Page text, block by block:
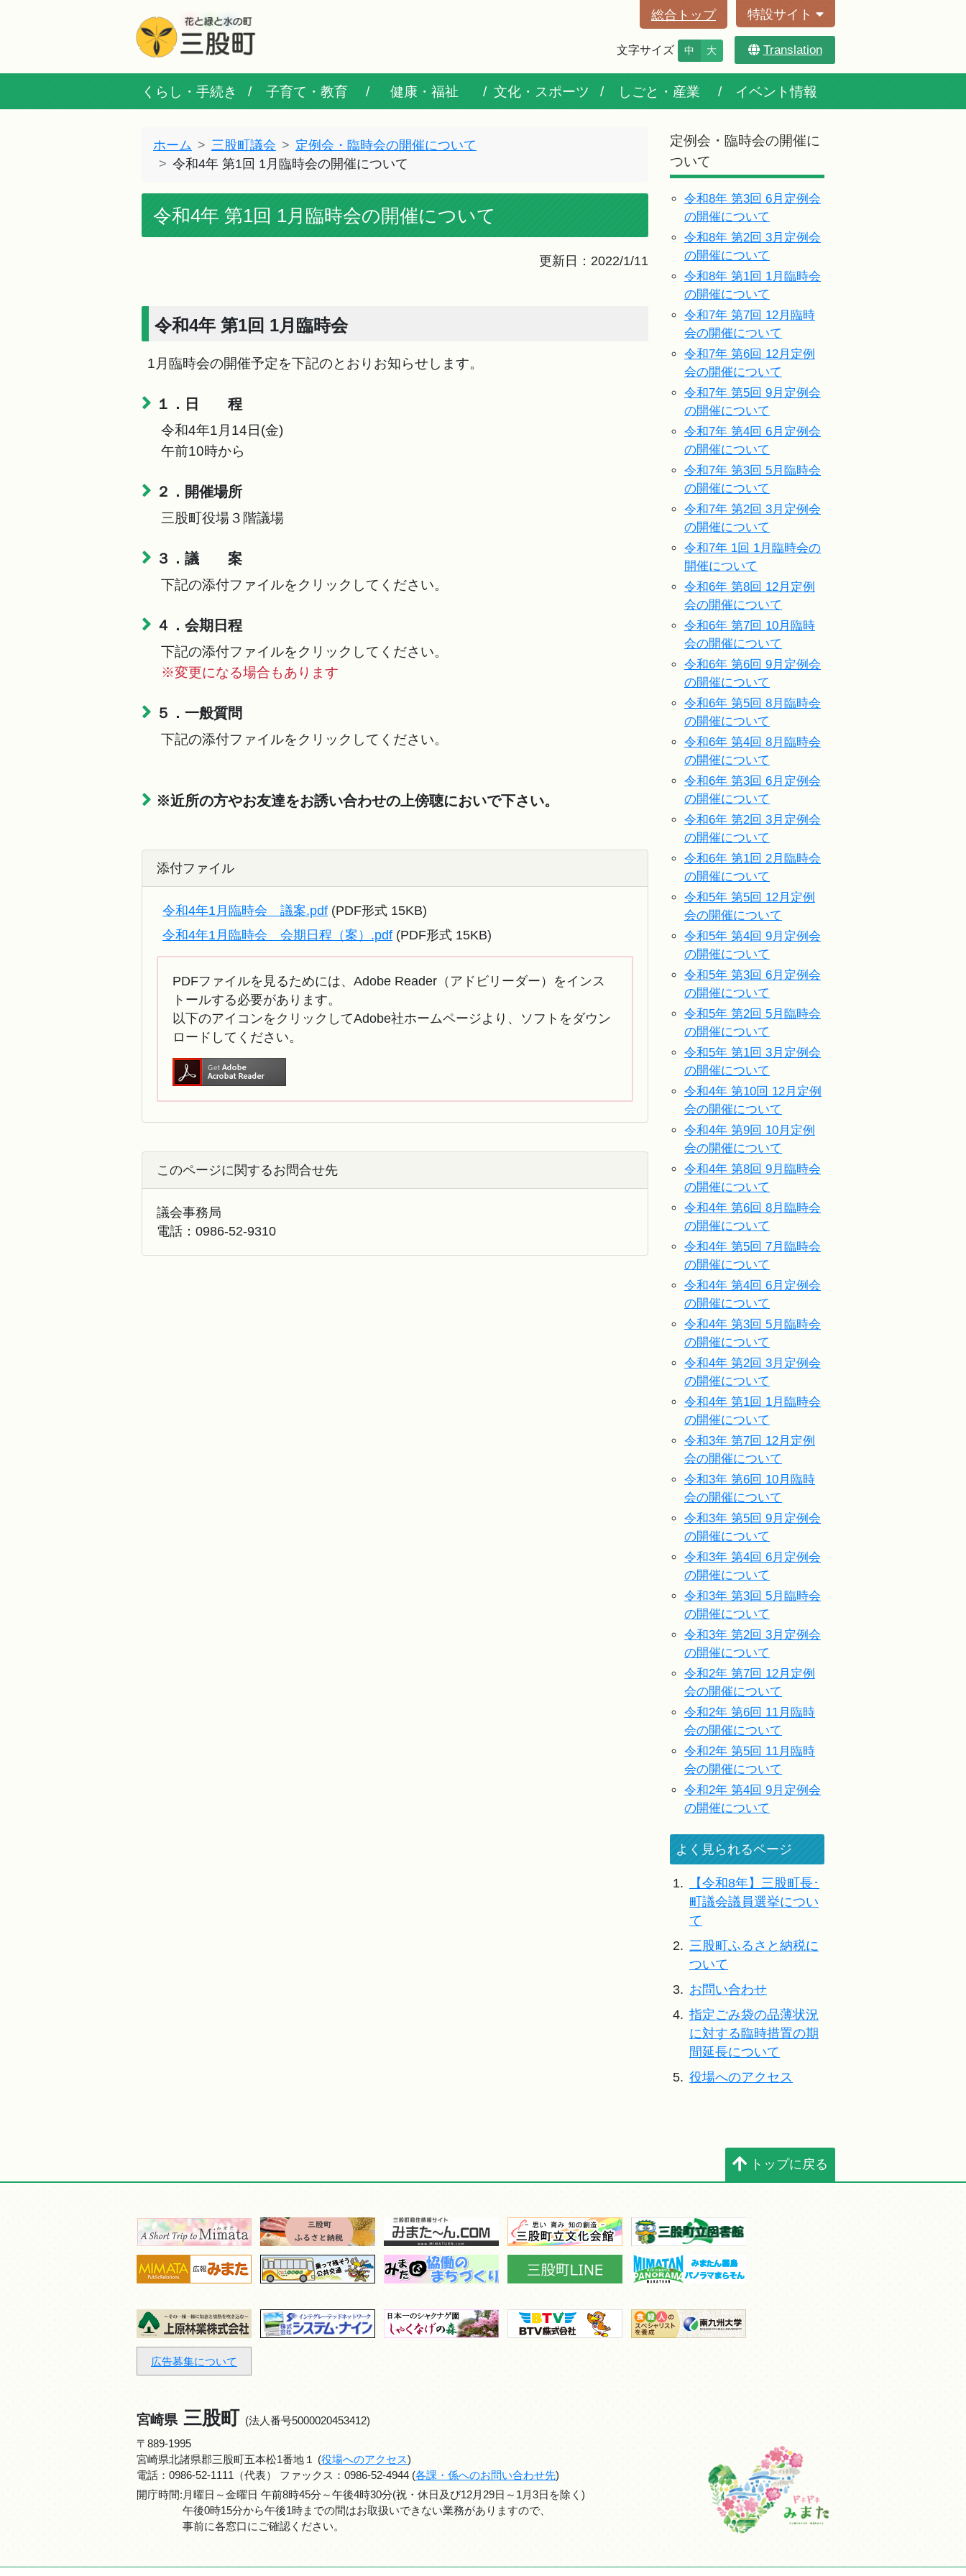
総合トップ 特設サイト
文字サイズ 中 大 Translation
くらし・手続き 子育て・教育 健康・福祉 文化・スポーツ しごと・産業 イベント情報
ホーム 三股町議会
定例会・臨時会の開催について
令和4年 第1回 1月臨時会の開催について
令和4年 第1回 1月臨時会の開催について
更新日：2022/1/11
令和4年 第1回 1月臨時会
1月臨時会の開催予定を下記のとおりお知らせします。
１．日 程
令和4年1月14日(金)
午前10時から
２．開催場所
三股町役場３階議場
３．議 案
下記の添付ファイルをクリックしてください。
４．会期日程
下記の添付ファイルをクリックしてください。
※変更になる場合もあります
５．一般質問
下記の添付ファイルをクリックしてください。
※近所の方やお友達をお誘い合わせの上傍聴においで下さい。
添付ファイル
令和4年1月臨時会 議案.pdf (PDF形式 15KB)
令和4年1月臨時会 会期日程（案）.pdf (PDF形式 15KB)
PDFファイルを見るためには、Adobe Reader（アドビリーダー）をインス
トールする必要があります。
以下のアイコンをクリックしてAdobe社ホームページより、ソフトをダウン
ロードしてください。
このページに関するお問合せ先
議会事務局
電話： 0986-52-9310
定例会・臨時会の開催に
ついて
令和8年 第3回 6月定例会
の開催について
令和8年 第2回 3月定例会
の開催について
令和8年 第1回 1月臨時会
の開催について
令和7年 第7回 12月臨時
会の開催について
令和7年 第6回 12月定例
会の開催について
令和7年 第5回 9月定例会
の開催について
令和7年 第4回 6月定例会
の開催について
令和7年 第3回 5月臨時会
の開催について
令和7年 第2回 3月定例会
の開催について
令和7年 1回 1月臨時会の
開催について
令和6年 第8回 12月定例
会の開催について
令和6年 第7回 10月臨時
会の開催について
令和6年 第6回 9月定例会
の開催について
令和6年 第5回 8月臨時会
の開催について
令和6年 第4回 8月臨時会
の開催について
令和6年 第3回 6月定例会
の開催について
令和6年 第2回 3月定例会
の開催について
令和6年 第1回 2月臨時会
の開催について
令和5年 第5回 12月定例
会の開催について
令和5年 第4回 9月定例会
の開催について
令和5年 第3回 6月定例会
の開催について
令和5年 第2回 5月臨時会
の開催について
令和5年 第1回 3月定例会
の開催について
令和4年 第10回 12月定例
会の開催について
令和4年 第9回 10月定例
会の開催について
令和4年 第8回 9月臨時会
の開催について
令和4年 第6回 8月臨時会
の開催について
令和4年 第5回 7月臨時会
の開催について
令和4年 第4回 6月定例会
の開催について
令和4年 第3回 5月臨時会
の開催について
令和4年 第2回 3月定例会
の開催について
令和4年 第1回 1月臨時会
の開催について
令和3年 第7回 12月定例
会の開催について
令和3年 第6回 10月臨時
会の開催について
令和3年 第5回 9月定例会
の開催について
令和3年 第4回 6月定例会
の開催について
令和3年 第3回 5月臨時会
の開催について
令和3年 第2回 3月定例会
の開催について
令和2年 第7回 12月定例
会の開催について
令和2年 第6回 11月臨時
会の開催について
令和2年 第5回 11月臨時
会の開催について
令和2年 第4回 9月定例会
の開催について
よく見られるページ
1.
【令和8年】三股町長･
町議会議員選挙につい
て
2. 三股町ふるさと納税に
ついて
3. お問い合わせ
4. 指定ごみ袋の品薄状況
に対する臨時措置の期
間延長について
5. 役場へのアクセス
トップに戻る
広告募集について
宮崎県 三股町 (法人番号5000020453412)
〒889-1995
宮崎県北諸県郡三股町五本松1番地１ (役場へのアクセス)
電話： 0986-52-1111 （代表） ファックス：0986-52-4944 (各課・係へのお問い合わせ先)
開庁時間:月曜日～金曜日 午前8時45分～午後4時30分(祝・休日及び12月29日～1月3日を除く)
午後0時15分から午後1時までの間はお取扱いできない業務がありますので、
事前に各窓口にご確認ください。